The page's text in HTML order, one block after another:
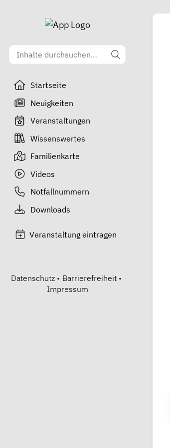
Startseite
Neuigkeiten
Veranstaltungen
Wissenswertes
Familienkarte
Videos
Notfallnummern
Downloads
Veranstaltung eintragen
Datenschutz • Barrierefreiheit •
Impressum